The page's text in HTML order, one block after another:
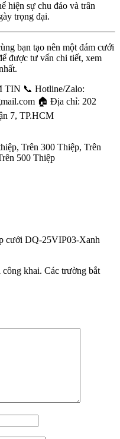
hiện sự chu đáo và trân
trọng đại.
bạn tạo nên một đám cưới
được tư vấn chi tiết, xem
📞 Hotline/Zalo:
🏠 Địa chỉ: 202
7, TP.HCM
Trên 300 Thiệp, Trên
500 Thiệp
cưới DQ-25VIP03-Xanh
công khai. Các trường bắt